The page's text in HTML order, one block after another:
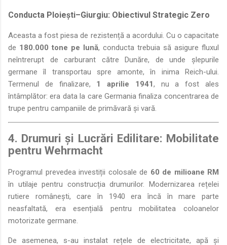
Conducta Ploiești–Giurgiu: Obiectivul Strategic Zero
Aceasta a fost piesa de rezistență a acordului. Cu o capacitate
de 180.000 tone pe lună, conducta trebuia să asigure fluxul
neîntrerupt de carburant către Dunăre, de unde șlepurile
germane îl transportau spre amonte, în inima Reich-ului.
Termenul de finalizare, 1 aprilie 1941, nu a fost ales
întâmplător: era data la care Germania finaliza concentrarea de
trupe pentru campaniile de primăvară și vară.
4. Drumuri și Lucrări Edilitare: Mobilitate
pentru Wehrmacht
Programul prevedea investiții colosale de 60 de milioane RM
în utilaje pentru construcția drumurilor. Modernizarea rețelei
rutiere românești, care în 1940 era încă în mare parte
neasfaltată, era esențială pentru mobilitatea coloanelor
motorizate germane.
De asemenea, s-au instalat rețele de electricitate, apă și